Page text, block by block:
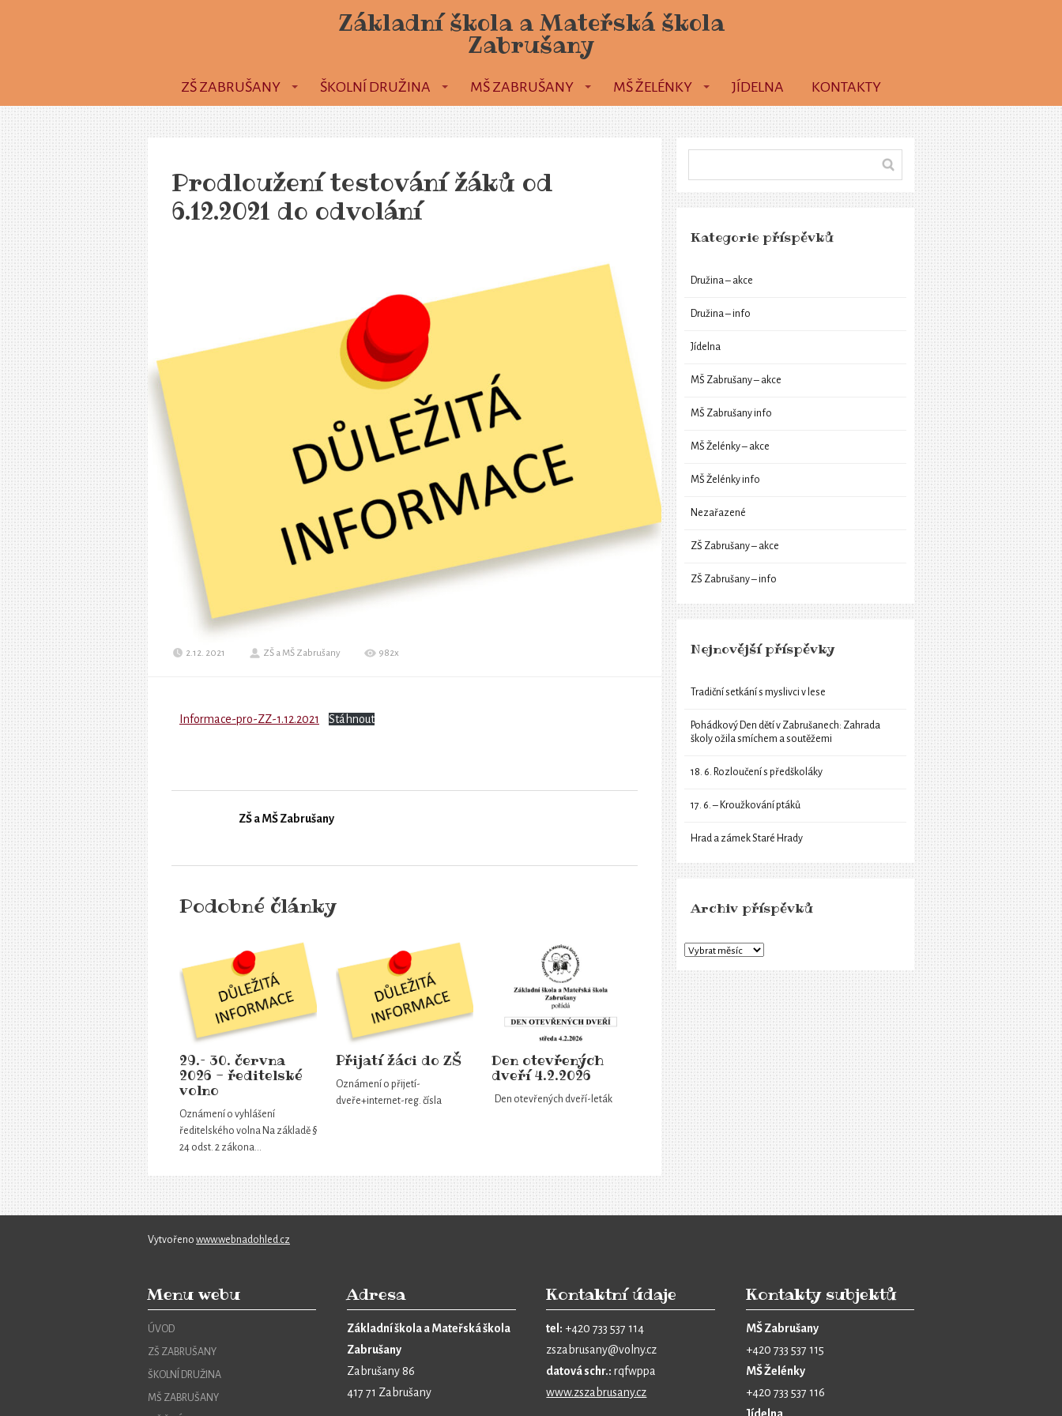
Základní škola a Mateřská škola
Zabrušany
ZŠ ZABRUŠANY ŠKOLNÍ DRUŽINA MŠ ZABRUŠANY MŠ ŽELÉNKY JÍDELNA KONTAKTY
Prodloužení testování žáků od
6.12.2021 do odvolání
2.12. 2021 ZŠ a MŠ Zabrušany 982x
Informace-pro-ZZ-1.12.2021 Stáhnout
ZŠ a MŠ Zabrušany
Podobné články
29.– 30. června
2026 - ředitelské
volno
Oznámení o vyhlášení
ředitelského volna Na základě §
24 odst. 2 zákona…
Přijatí žáci do ZŠ
Oznámení o přijetí-
dveře+internet-reg. čísla
Den otevřených
dveří 4.2.2026
Den otevřených dveří-leták
Kategorie příspěvků
Družina – akce
Družina – info
Jídelna
MŠ Zabrušany – akce
MŠ Zabrušany info
MŠ Želénky – akce
MŠ Želénky info
Nezařazené
ZŠ Zabrušany – akce
ZŠ Zabrušany – info
Nejnovější příspěvky
Tradiční setkání s myslivci v lese
Pohádkový Den dětí v Zabrušanech: Zahrada
školy ožila smíchem a soutěžemi
18. 6. Rozloučení s předškoláky
17. 6. – Kroužkování ptáků
Hrad a zámek Staré Hrady
Archiv příspěvků
Vytvořeno www.webnadohled.cz
Menu webu
ÚVOD
ZŠ ZABRUŠANY
ŠKOLNÍ DRUŽINA
MŠ ZABRUŠANY
Adresa
Základní škola a Mateřská škola
Zabrušany
Zabrušany 86
417 71 Zabrušany
Kontaktní údaje
tel: +420 733 537 114
zszabrusany@volny.cz
datová schr.: rqfwppa
www.zszabrusany.cz
Kontakty subjektů
MŠ Zabrušany
+420 733 537 115
MŠ Želénky
+420 733 537 116